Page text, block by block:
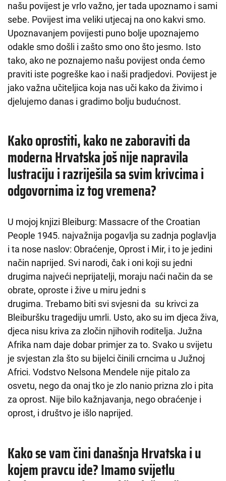
našu povijest je vrlo važno, jer tada upoznamo i sami
sebe. Povijest ima veliki utjecaj na ono kakvi smo.
Upoznavanjem povijesti puno bolje upoznajemo
odakle smo došli i zašto smo ono što jesmo. Isto
tako, ako ne poznajemo našu povijest onda ćemo
praviti iste pogreške kao i naši pradjedovi. Povijest je
jako važna učiteljica koja nas uči kako da živimo i
djelujemo danas i gradimo bolju budućnost.
Kako oprostiti, kako ne zaboraviti da
moderna Hrvatska još nije napravila
lustraciju i razriješila sa svim krivcima i
odgovornima iz tog vremena?
U mojoj knjizi Bleiburg: Massacre of the Croatian
People 1945. najvažnija pogavlja su zadnja poglavlja
i ta nose naslov: Obraćenje, Oprost i Mir, i to je jedini
način naprijed. Svi narodi, čak i oni koji su jedni
drugima najveći neprijatelji, moraju naći način da se
obrate, oproste i žive u miru jedni s
drugima. Trebamo biti svi svjesni da su krivci za
Bleiburšku tragediju umrli. Usto, ako su im djeca živa,
djeca nisu kriva za zločin njihovih roditelja. Južna
Afrika nam daje dobar primjer za to. Svako u svijetu
je svjestan zla što su bijelci činili crncima u Južnoj
Africi. Vodstvo Nelsona Mendele nije pitalo za
osvetu, nego da onaj tko je zlo nanio prizna zlo i pita
za oprost. Nije bilo kažnjavanja, nego obraćenje i
oprost, i društvo je išlo naprijed.
Kako se vam čini današnja Hrvatska i u
kojem pravcu ide? Imamo svijetlu